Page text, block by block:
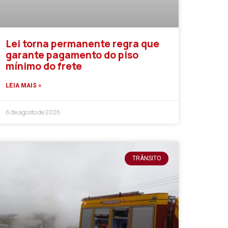
Lei torna permanente regra que
garante pagamento do piso
mínimo do frete
LEIA MAIS »
6 de agosto de 2026
TRÂNSITO